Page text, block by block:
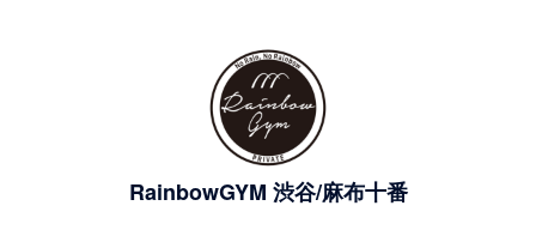
RainbowGYM 渋谷/麻布十番